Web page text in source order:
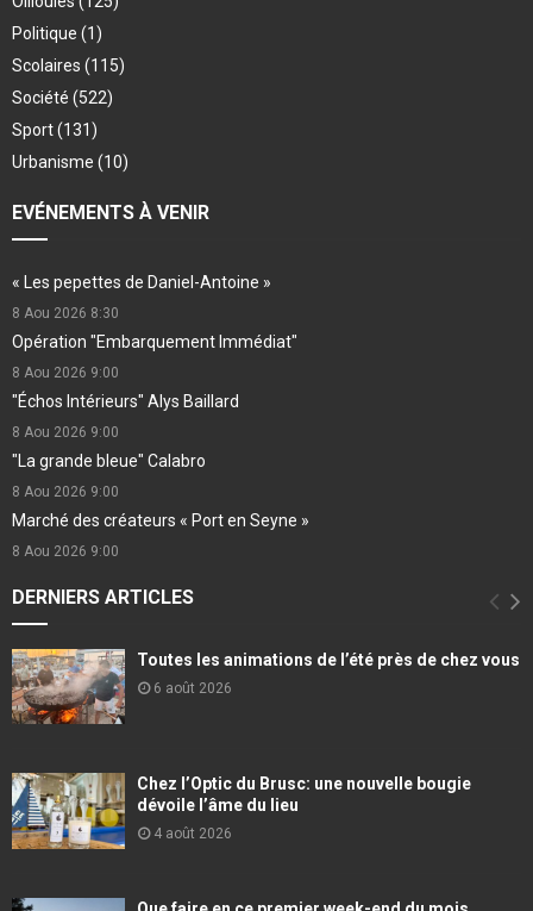
Politique (1)
Scolaires (115)
Société (522)
Sport(131)
Urbanisme (10)
EVÉNEMENTS À VENIR
« Les pepettes de Daniel-Antoine »
8 Aou 2026 8:30
Opération "Embarquement Immédiat"
8 Aou 2026 9:00
"Échos Intérieurs" Alys Baillard
8 Aou 2026 9:00
"La grande bleue" Calabro
8 Aou 2026 9:00
Marché des créateurs « Port en Seyne »
8 Aou 2026 9:00
DERNIERS ARTICLES
Toutes les animations de l’été près de chez vous
6 août 2026
Chez l’Optic du Brusc: une nouvelle bougie
dévoile l’âme du lieu
4 août 2026